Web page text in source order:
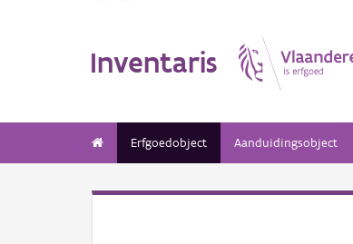
Inventaris
Erfgoedobject Aanduidingsobject